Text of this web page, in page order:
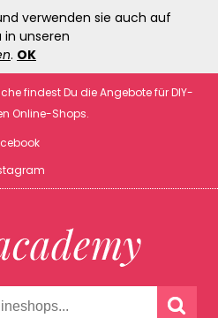
verwenden sie auch auf
in unseren
. OK
findest Du die Angebote für DIY-
Online-Shops.